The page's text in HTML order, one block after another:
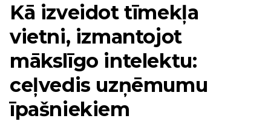
Kā izveidot tīmekļa
vietni, izmantojot
mākslīgo intelektu:
ceļvedis uzņēmumu
īpašniekiem